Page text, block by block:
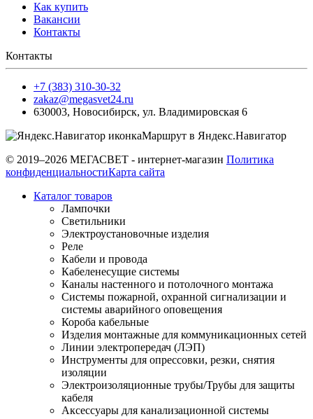
Как купить
Вакансии
Контакты
Контакты
+7 (383) 310-30-32
zakaz@megasvet24.ru
630003, Новосибирск, ул. Владимировская 6
Маршрут в Яндекс.Навигатор
© 2019–2026 МЕГАСВЕТ - интернет-магазин Политика
конфиденциальностиКарта сайта
Каталог товаров
Лампочки
Светильники
Электроустановочные изделия
Реле
Кабели и провода
Кабеленесущие системы
Каналы настенного и потолочного монтажа
Системы пожарной, охранной сигнализации и
системы аварийного оповещения
Короба кабельные
Изделия монтажные для коммуникационных сетей
Линии электропередач (ЛЭП)
Инструменты для опрессовки, резки, снятия
изоляции
Электроизоляционные трубы/Трубы для защиты
кабеля
Аксессуары для канализационной системы